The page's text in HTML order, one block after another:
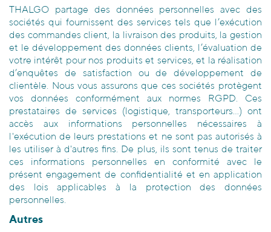
THALGO partage des données personnelles avec des
sociétés qui fournissent des services tels que l’exécution
des commandes client, la livraison des produits, la gestion
et le développement des données clients, l’évaluation de
votre intérêt pour nos produits et services, et la réalisation
d’enquêtes de satisfaction ou de développement de
clientèle. Nous vous assurons que ces sociétés protègent
vos données conformément aux normes RGPD. Ces
prestataires de services (logistique, transporteurs…) ont
accès aux informations personnelles nécessaires à
l'exécution de leurs prestations et ne sont pas autorisés à
les utiliser à d'autres fins. De plus, ils sont tenus de traiter
ces informations personnelles en conformité avec le
présent engagement de confidentialité et en application
des lois applicables à la protection des données
personnelles.
Autres